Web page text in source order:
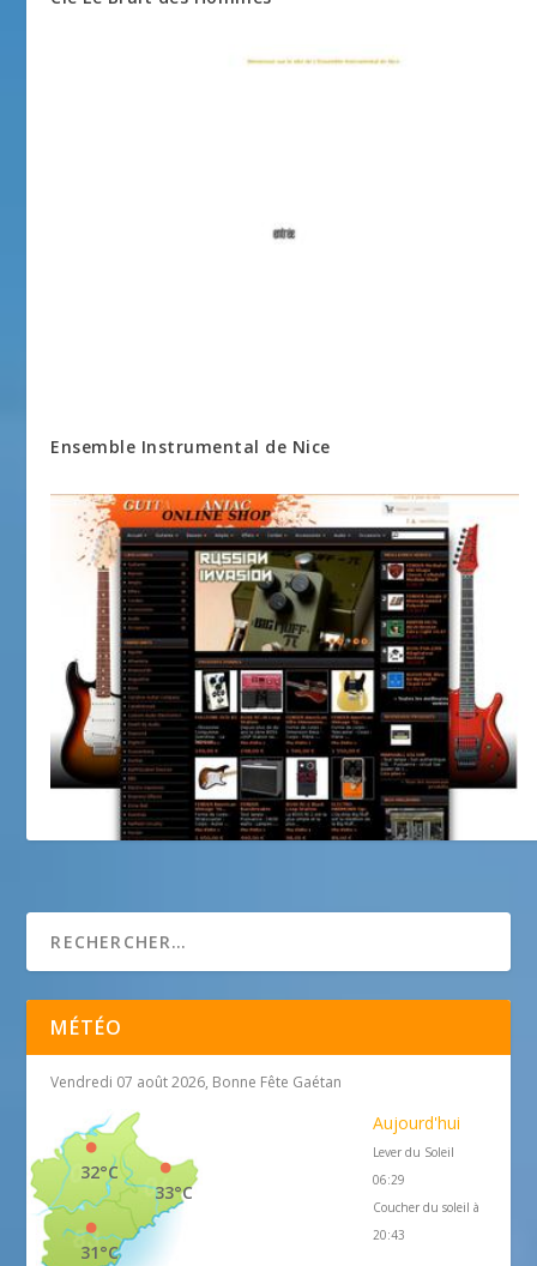
Ensemble Instrumental de Nice
MÉTÉO
Vendredi 07 août 2026, Bonne Fête Gaétan
33°C
32°C
31°C
Aujourd'hui
Lever du Soleil
06:29
Coucher du soleil à
20:43